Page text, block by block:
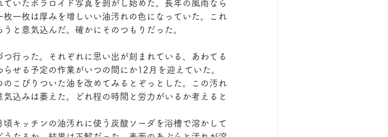
いたポラロイド写真を剥がし始めた。長年の風雨なら
一枚は厚みを増しいい油汚れの色になっていた。これ
と意気込んだ。確かにそのつもりだった。
行った。それぞれに思い出が刻まれている、あわてる
せる予定の作業がいつの間にか12月を迎えていた。
こびりついた油を改めてみるとぞっとした。この汚れ
込みは萎えた。どれ程の時間と労力がいるか考えると
キッチンの油汚れに使う炭酸ソーダを浴槽で溶かして